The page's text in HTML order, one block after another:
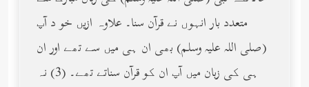
متعدد بار انہوں نے قرآن سنا۔ علاوہ ازیں خو د آپ
(صلى الله عليه وسلم) بھی ان ہی میں سے تھے اور ان
ہی کی زبان میں آپ ان کو قرآن سناتے تھے۔ (3) نہ